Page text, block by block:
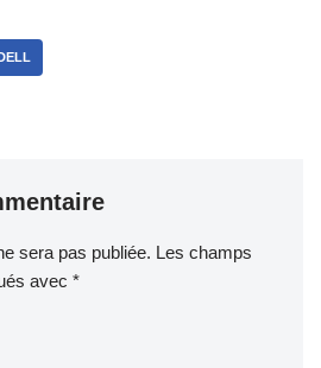
sera pas publiée. Les champs
avec *